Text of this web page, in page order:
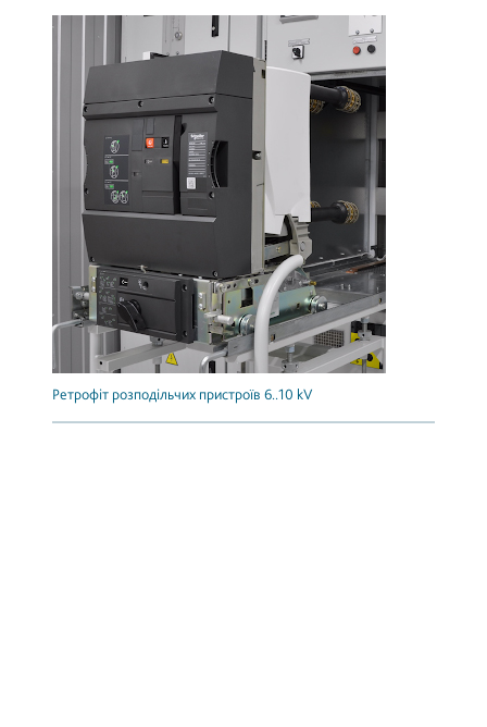
Ретрофіт розподільчих пристроїв 6..10 kV